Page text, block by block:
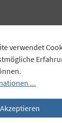
den
verwendet
...
Akzeptieren